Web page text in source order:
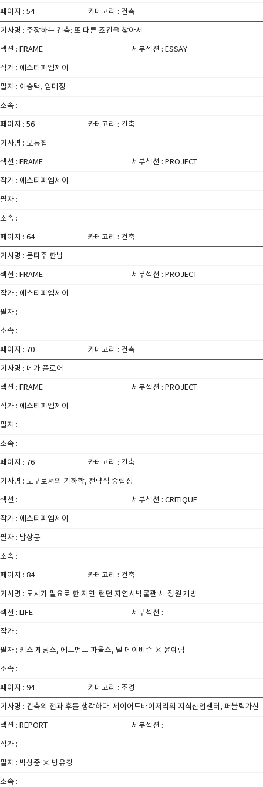
페이지 : 54 카테고리 : 건축
기사명 : 주장하는 건축: 또 다른 조건을 찾아서
섹션 : FRAME 세부섹션 : ESSAY
작가 : 에스티피엠제이
필자 : 이승택, 임미정
소속 :
페이지 : 56 카테고리 : 건축
기사명 : 보통집
섹션 : FRAME 세부섹션 : PROJECT
작가 : 에스티피엠제이
필자 :
소속 :
페이지 : 64 카테고리 : 건축
기사명 : 몬타주 한남
섹션 : FRAME 세부섹션 : PROJECT
작가 : 에스티피엠제이
필자 :
소속 :
페이지 : 70 카테고리 : 건축
기사명 : 메가 플로어
섹션 : FRAME 세부섹션 : PROJECT
작가 : 에스티피엠제이
필자 :
소속 :
페이지 : 76 카테고리 : 건축
기사명 : 도구로서의 기하학, 전략적 중립성
섹션 : 세부섹션 : CRITIQUE
작가 : 에스티피엠제이
필자 : 남상문
소속 :
페이지 : 84 카테고리 : 건축
기사명 : 도시가 필요로 한 자연: 런던 자연사박물관 새 정원 개방
섹션 : LIFE 세부섹션 :
작가 :
필자 : 키스 제닝스, 에드먼드 파울스, 닐 데이비슨 × 윤예림
소속 :
페이지 : 94 카테고리 : 조경
기사명 : 건축의 전과 후를 생각하다: 제이어드바이저리의 지식산업센터, 퍼블릭가산
섹션 : REPORT 세부섹션 :
작가 :
필자 : 박상준 × 방유경
소속 :